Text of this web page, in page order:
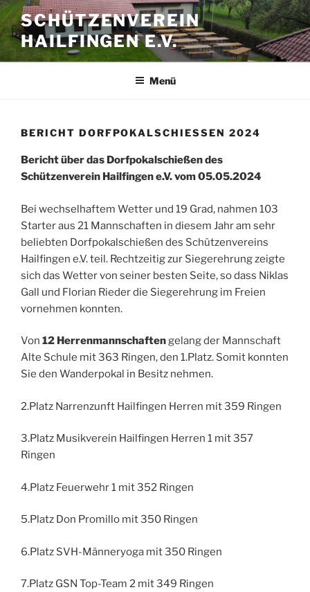
Zum
Inhalt
springen
SCHÜTZENVEREIN
HAILFINGEN E.V.
Menü
BERICHT DORFPOKALSCHIESSEN 2024
Bericht über das Dorfpokalschießen des
Schützenverein Hailfingen e.V. vom 05.05.2024
Bei wechselhaftem Wetter und 19 Grad, nahmen 103
Starter aus 21 Mannschaften in diesem Jahr am sehr
beliebten Dorfpokalschießen des Schützenvereins
Hailfingen e.V. teil. Rechtzeitig zur Siegerehrung zeigte
sich das Wetter von seiner besten Seite, so dass Niklas
Gall und Florian Rieder die Siegerehrung im Freien
vornehmen konnten.
Von 12 Herrenmannschaftengelang der Mannschaft
Alte Schule mit 363 Ringen, den 1.Platz. Somit konnten
Sie den Wanderpokal in Besitz nehmen.
2.Platz Narrenzunft Hailfingen Herren mit 359 Ringen
3.Platz Musikverein Hailfingen Herren 1 mit 357
Ringen
4.Platz Feuerwehr 1 mit 352 Ringen
5.Platz Don Promillo mit 350 Ringen
6.Platz SVH-Männeryoga mit 350 Ringen
7.Platz GSN Top-Team 2 mit 349 Ringen